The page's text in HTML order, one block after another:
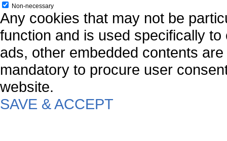
Non-necessary
Any cookies that may not be
function and is used specifically
ads, other embedded contents
mandatory to procure user
website.
SAVE & ACCEPT